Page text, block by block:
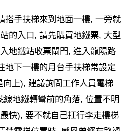
搭手扶梯來到地面一樓, 一旁就
的入口, 請先購買地鐵票, 大型
地鐵站收票閘門, 進入龍陽路
地下一樓的月台手扶梯常設定
向上), 建議詢問工作人員電梯
線地鐵轉彎前的角落, 位置不明
快), 要不就自己扛行李走樓梯